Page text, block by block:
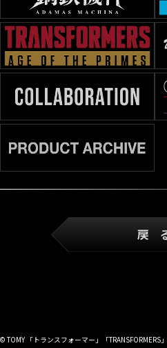
© TOMY 「トランスフォーマー」「TRANSFORMERS